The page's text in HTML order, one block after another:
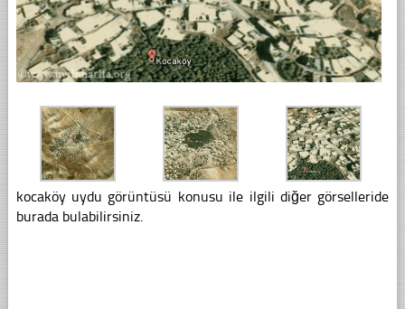
kocaköy uydu görüntüsü konusu ile ilgili diğer görselleride
burada bulabilirsiniz.